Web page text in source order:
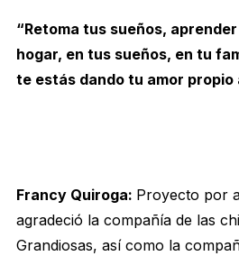
“Retoma tus sueños,
hogar, en tus sueños, en tu
te estás dando tu amor propio
Francy Quiroga: Proyecto por
agradeció la compañía de las
Grandiosas, así como la